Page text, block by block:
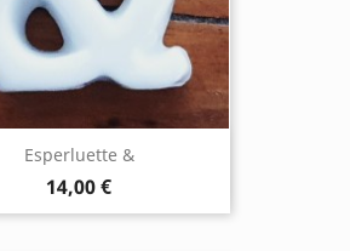
Esperluette &
14,00 €